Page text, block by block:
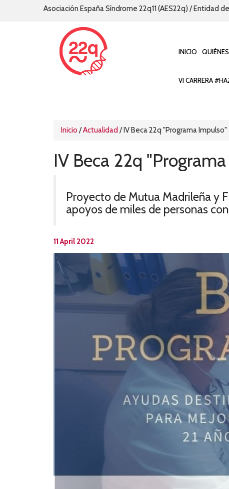
Asociación España Síndrome 22q11 (AES22q) / Entidad
INICIO
VI CARRERA
Inicio /Actualidad /IV Beca 22q "Programa Impulso"
IV Beca 22q
Proyecto de Mutua Madrileña y
apoyos de miles de personas
11 April 2022